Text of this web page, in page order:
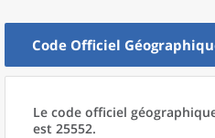
Code Officiel
Le code officiel
est 25552.